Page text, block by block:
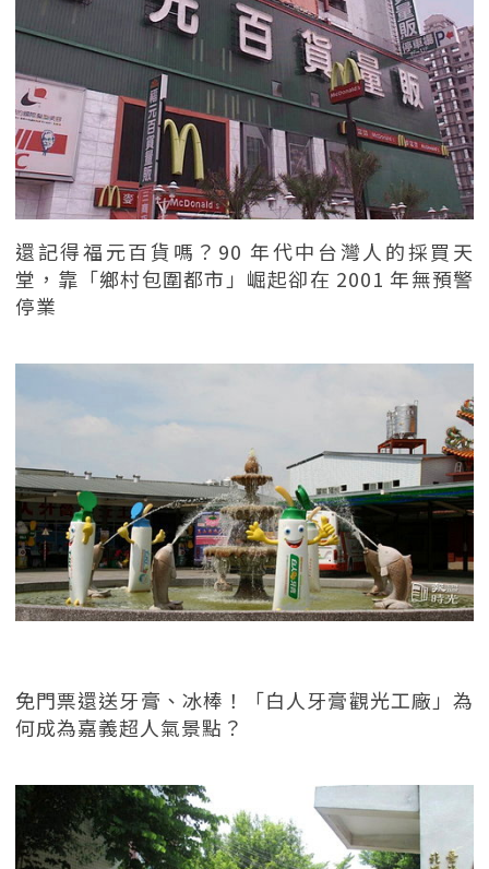
還記得福元百貨嗎？90 年代中台灣人的採買天
堂，靠「鄉村包圍都市」崛起卻在 2001 年無預警
停業
免門票還送牙膏、冰棒！「白人牙膏觀光工廠」為
何成為嘉義超人氣景點？